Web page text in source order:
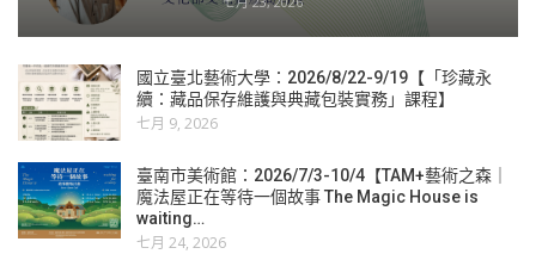
國立臺北藝術大學：2026/8/22-9/19【「珍藏永
續：藏品保存維護與典藏包裝實務」課程】
七月 9, 2026
臺南市美術館：2026/7/3-10/4【TAM+藝術之森｜
魔法屋正在等待一個故事 The Magic House is
waiting…
七月 24, 2026